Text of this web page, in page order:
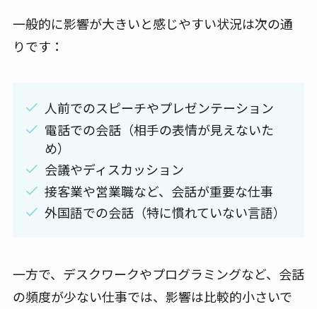
一般的に影響が大きいと感じやすい状況は次の通
りです：
人前でのスピーチやプレゼンテーション
電話での会話（相手の表情が見えないた
め）
会議やディスカッション
接客業や営業職など、会話が重要な仕事
外国語での会話（特に慣れていない言語）
一方で、デスクワークやプログラミングなど、会話
の頻度が少ない仕事では、影響は比較的小さいで